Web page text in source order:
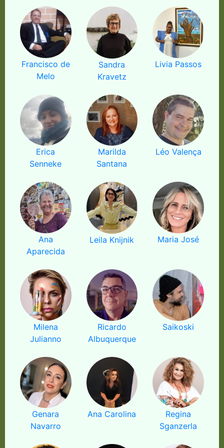
Francisco de
Melo
Sandra
Kravetz
Livia Passos
Erica
Senneke
Marilda
Santana
Léo Valença
Ana
Aparecida
Leila Knijnik Maria José
Milena
Julianno
Ricardo
Albuquerque
Saikoski
Genara
Navarro
Ana Carolina
Regina
Sganzerla